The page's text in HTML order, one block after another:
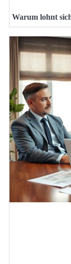
Warum lohnt